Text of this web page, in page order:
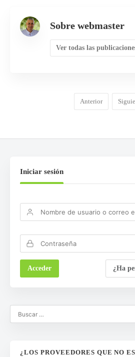
Sobre webmaster
Ver todas las
Anterior
Iniciar sesión
¿Ha
¿LOS PROVEEDORES QUE NO